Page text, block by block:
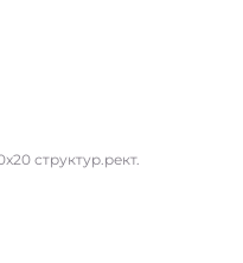
структур.рект.